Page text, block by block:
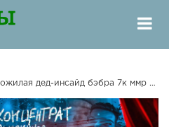
дед-инсайд бэбра 7к ммр [Лысая Голова 6]